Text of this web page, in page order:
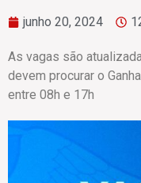
junho 20, 2024
As vagas são
devem procurar o
entre 08h e 17h